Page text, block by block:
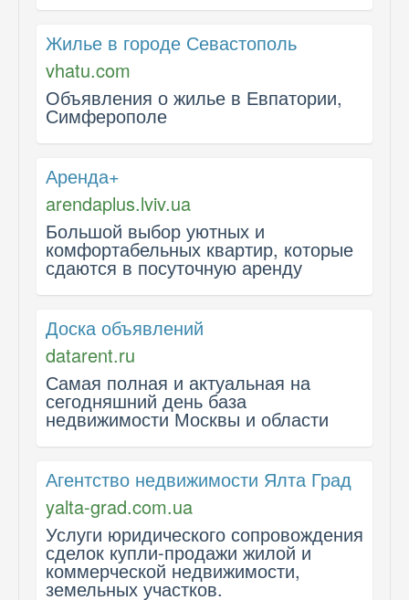
Жилье в городе Севастополь
vhatu.com
Объявления о жилье в Евпатории,
Симферополе
Аренда+
arendaplus.lviv.ua
Большой выбор уютных и
комфортабельных квартир, которые
сдаются в посуточную аренду
Доска объявлений
datarent.ru
Самая полная и актуальная на
сегодняшний день база
недвижимости Москвы и области
Агентство недвижимости Ялта Град
yalta-grad.com.ua
Услуги юридического сопровождения
сделок купли-продажи жилой и
коммерческой недвижимости,
земельных участков.